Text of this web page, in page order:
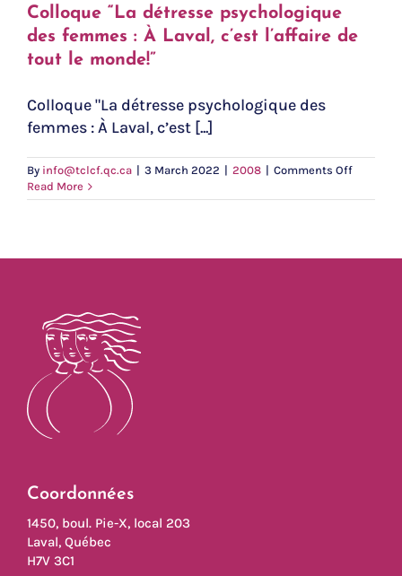
Colloque “La détresse psychologique
des femmes : À Laval, c’est l’affaire de
tout le monde!”
Colloque "La détresse psychologique des
femmes : À Laval, c’est [...]
By info@tclcf.qc.ca | 3 March 2022 | 2008 | Comments Offon
“La
Read More
Coordonnées
1450, boul. Pie-X, local 203
Laval, Québec
H7V 3C1